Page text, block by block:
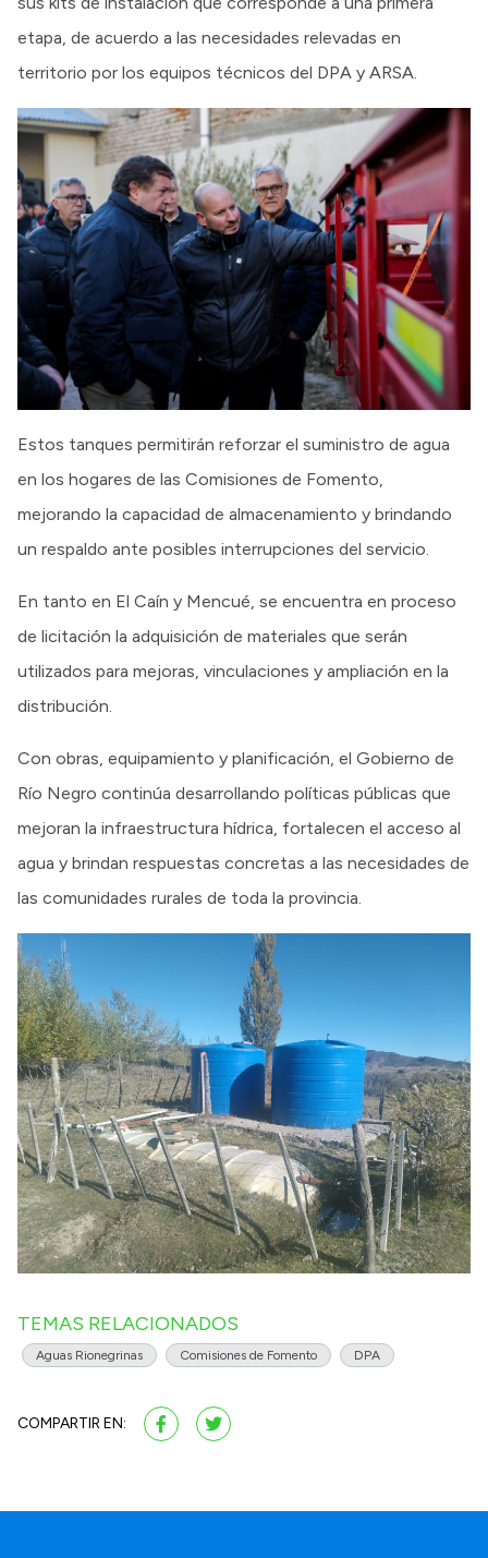
etapa, de acuerdo a las necesidades relevadas en
territorio por los equipos técnicos del DPA y ARSA.
Estos tanques permitirán reforzar el suministro de agua
en los hogares de las Comisiones de Fomento,
mejorando la capacidad de almacenamiento y brindando
un respaldo ante posibles interrupciones del servicio.
En tanto en El Caín y Mencué, se encuentra en proceso
de licitación la adquisición de materiales que serán
utilizados para mejoras, vinculaciones y ampliación en la
distribución.
Con obras, equipamiento y planificación, el Gobierno de
Río Negro continúa desarrollando políticas públicas que
mejoran la infraestructura hídrica, fortalecen el acceso al
agua y brindan respuestas concretas a las necesidades de
las comunidades rurales de toda la provincia.
TEMAS RELACIONADOS
Aguas Rionegrinas Comisiones de Fomento DPA
COMPARTIR EN: